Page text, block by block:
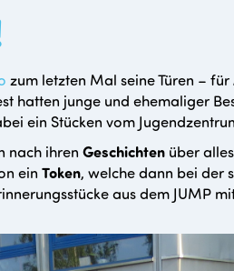
zum letzten Mal seine Türen –
hatten junge und ehemaliger
ein Stücken vom
nach ihren Geschichten über
ein Token, welche dann bei der
aus dem JUMP